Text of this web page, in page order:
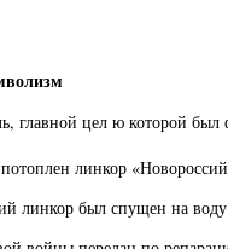
главной цел ю которой
линкор
линкор был спущен на